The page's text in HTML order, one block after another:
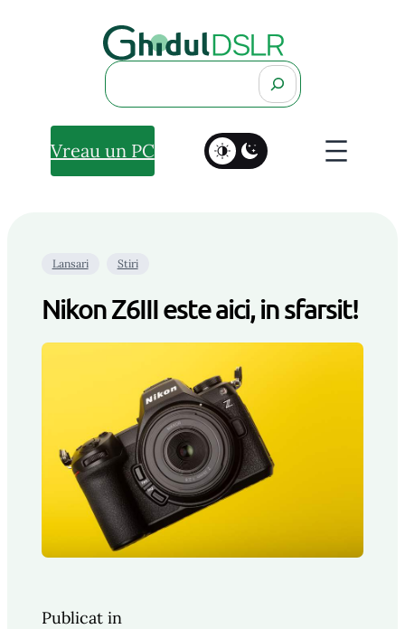
Search
Vreau un PC
Lansari Stiri
Nikon Z6III este aici, in sfarsit!
Publicat in